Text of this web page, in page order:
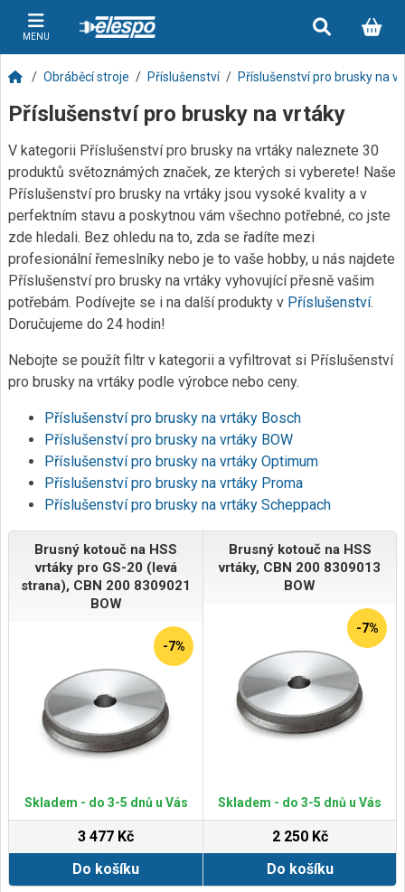
MENU
Obráběcí stroje Příslušenství Příslušenství pro brusky na
Příslušenství pro brusky na vrtáky
V kategorii Příslušenství pro brusky na vrtáky naleznete 30
produktů světoznámých značek, ze kterých si vyberete! Naše
Příslušenství pro brusky na vrtáky jsou vysoké kvality a v
perfektním stavu a poskytnou vám všechno potřebné, co jste
zde hledali. Bez ohledu na to, zda se řadíte mezi
profesionální řemeslníky nebo je to vaše hobby, u nás najdete
Příslušenství pro brusky na vrtáky vyhovující přesně vašim
potřebám. Podívejte se i na další produkty v Příslušenství.
Doručujeme do 24 hodin!
Nebojte se použít filtr v kategorii a vyfiltrovat si Příslušenství
pro brusky na vrtáky podle výrobce nebo ceny.
Příslušenství pro brusky na vrtáky Bosch
Příslušenství pro brusky na vrtáky BOW
Příslušenství pro brusky na vrtáky Optimum
Příslušenství pro brusky na vrtáky Proma
Příslušenství pro brusky na vrtáky Scheppach
Brusný kotouč na HSS
vrtáky pro GS-20 (levá
strana), CBN 200 8309021
BOW
-7%
Skladem - do 3-5 dnů u Vás
3 477 Kč
Do košíku
Brusný kotouč na HSS
vrtáky, CBN 200 8309013
BOW
-7%
Skladem - do 3-5 dnů u Vás
2 250 Kč
Do košíku